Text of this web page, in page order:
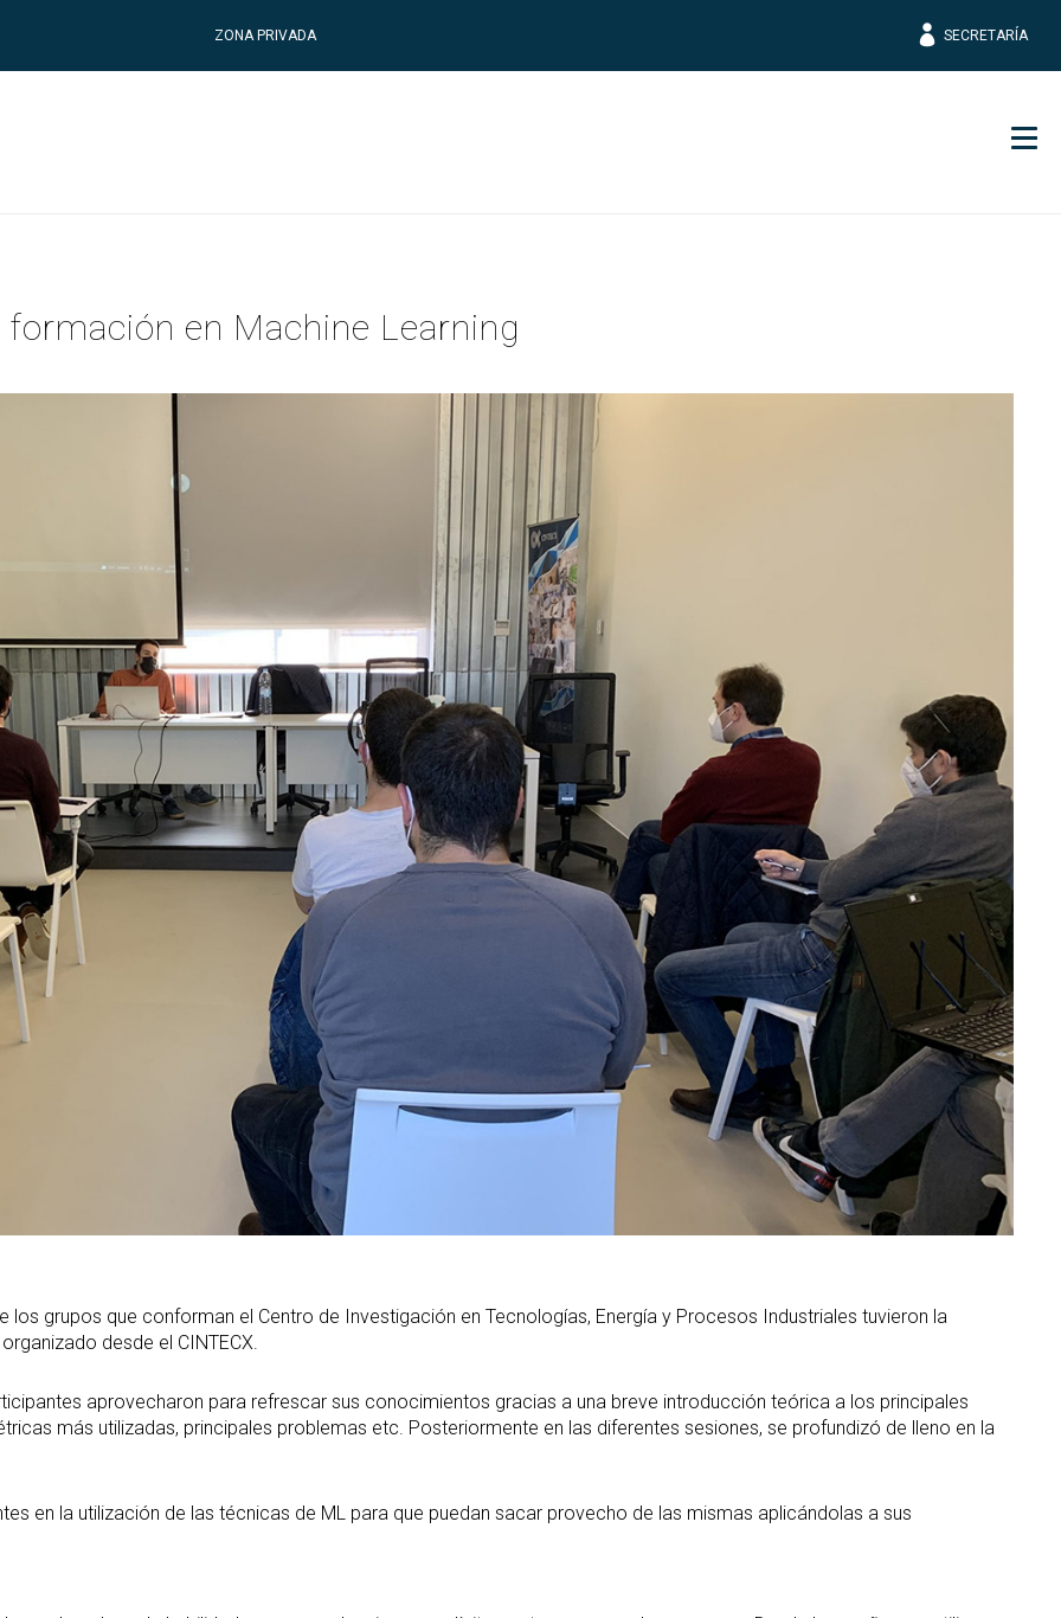
ZONA PRIVADA SECRETARÍA
en Machine Learning
grupos que conforman el Centro de Investigación en Tecnologías, Energía y Procesos Industriales tuvieron la
desde el CINTECX.
aprovecharon para refrescar sus conocimientos gracias a una breve introducción teórica a los principales
más utilizadas, principales problemas etc. Posteriormente en las diferentes sesiones, se profundizó de lleno en la
en la utilización de las técnicas de ML para que puedan sacar provecho de las mismas aplicándolas a sus